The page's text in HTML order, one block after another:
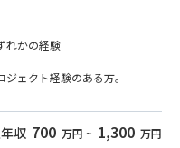
1962年運開29MW） 、リ
電所は、国内３位、2位の重要
ンテナンスが実施されていない
税務・法務のコンサルタン
利用し、ショッピングモー
です。
れかの経験
ェクト経験のある方。
者収 700 万円 ~ 1,300 万円